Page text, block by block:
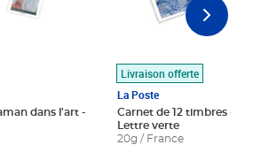
dans l'art -
Livraison offerte
La Poste
Carnet de 12 timbres - Le
Lettre verte
20g / France